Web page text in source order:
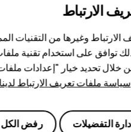
الارتباط
وغيرها من التقنيات
توافق على استخدام تقنية
خلال تحديد خيار "إعدادات
سياسة ملفات تعريف الارتباط لدينا
رفض الكل التفضيلات